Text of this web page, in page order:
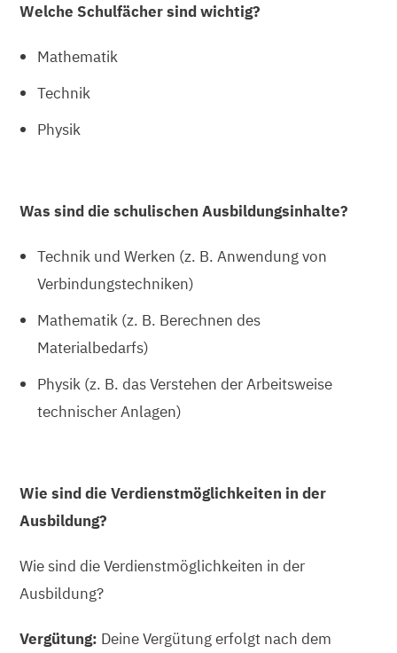
Welche Schulfächer sind wichtig?
Mathematik
Technik
Physik
Was sind die schulischen Ausbildungsinhalte?
Technik und Werken (z. B. Anwendung von
Verbindungstechniken)
Mathematik (z. B. Berechnen des
Materialbedarfs)
Physik (z. B. das Verstehen der Arbeitsweise
technischer Anlagen)
Wie sind die Verdienstmöglichkeiten in der
Ausbildung?
Wie sind die Verdienstmöglichkeiten in der
Ausbildung?
Vergütung: Deine Vergütung erfolgt nach dem